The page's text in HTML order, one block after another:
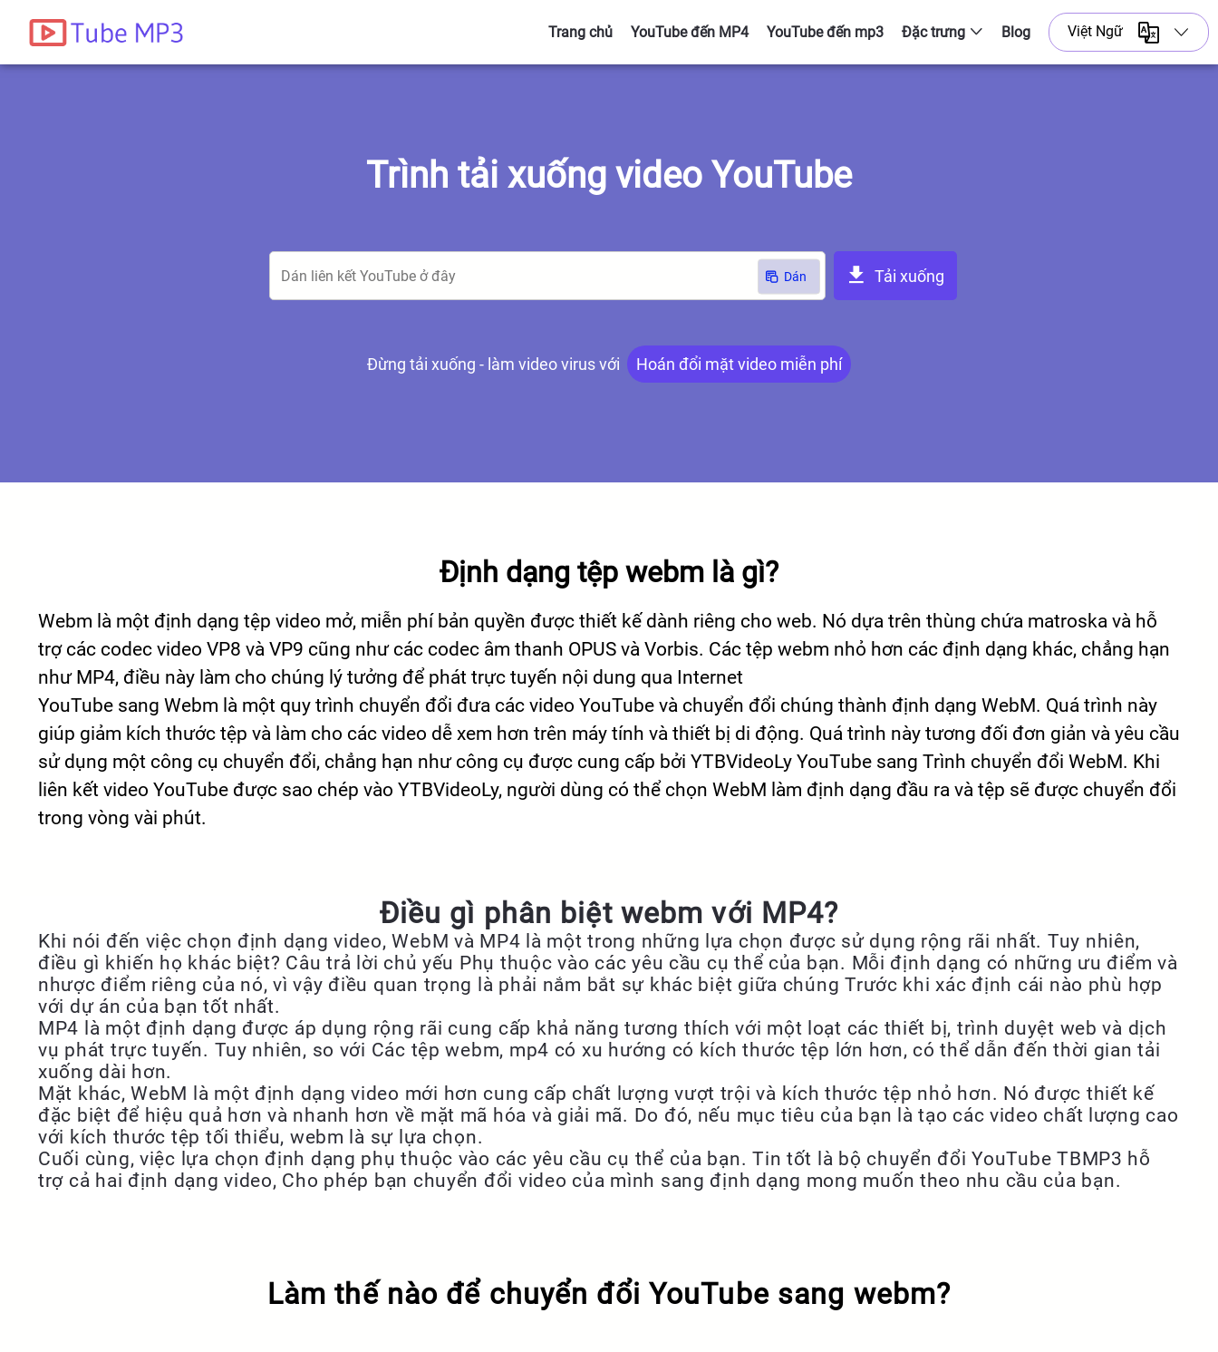
Trang chủ YouTube đến MP4 YouTube đến mp3 Đặc trưng Blog Việt Ngữ
English
Trình tải xuống video YouTube
Dán Tải xuống
Đừng tải xuống - làm video virus với Hoán đổi mặt video miễn phí
Định dạng tệp webm là gì?
Webm là một định dạng tệp video mở, miễn phí bản quyền được thiết kế dành riêng cho web. Nó dựa trên thùng chứa matroska và hỗ
trợ các codec video VP8 và VP9 cũng như các codec âm thanh OPUS và Vorbis. Các tệp webm nhỏ hơn các định dạng khác, chẳng hạn
như MP4, điều này làm cho chúng lý tưởng để phát trực tuyến nội dung qua Internet
YouTube sang Webm là một quy trình chuyển đổi đưa các video YouTube và chuyển đổi chúng thành định dạng WebM. Quá trình này
giúp giảm kích thước tệp và làm cho các video dễ xem hơn trên máy tính và thiết bị di động. Quá trình này tương đối đơn giản và yêu cầu
sử dụng một công cụ chuyển đổi, chẳng hạn như công cụ được cung cấp bởi YTBVideoLy YouTube sang Trình chuyển đổi WebM. Khi
liên kết video YouTube được sao chép vào YTBVideoLy, người dùng có thể chọn WebM làm định dạng đầu ra và tệp sẽ được chuyển đổi
trong vòng vài phút.
Điều gì phân biệt webm với MP4?
Khi nói đến việc chọn định dạng video, WebM và MP4 là một trong những lựa chọn được sử dụng rộng rãi nhất. Tuy nhiên,
điều gì khiến họ khác biệt? Câu trả lời chủ yếu Phụ thuộc vào các yêu cầu cụ thể của bạn. Mỗi định dạng có những ưu điểm và
nhược điểm riêng của nó, vì vậy điều quan trọng là phải nắm bắt sự khác biệt giữa chúng Trước khi xác định cái nào phù hợp
với dự án của bạn tốt nhất.
MP4 là một định dạng được áp dụng rộng rãi cung cấp khả năng tương thích với một loạt các thiết bị, trình duyệt web và dịch
vụ phát trực tuyến. Tuy nhiên, so với Các tệp webm, mp4 có xu hướng có kích thước tệp lớn hơn, có thể dẫn đến thời gian tải
xuống dài hơn.
Mặt khác, WebM là một định dạng video mới hơn cung cấp chất lượng vượt trội và kích thước tệp nhỏ hơn. Nó được thiết kế
đặc biệt để hiệu quả hơn và nhanh hơn về mặt mã hóa và giải mã. Do đó, nếu mục tiêu của bạn là tạo các video chất lượng cao
với kích thước tệp tối thiểu, webm là sự lựa chọn.
Cuối cùng, việc lựa chọn định dạng phụ thuộc vào các yêu cầu cụ thể của bạn. Tin tốt là bộ chuyển đổi YouTube TBMP3 hỗ
trợ cả hai định dạng video, Cho phép bạn chuyển đổi video của mình sang định dạng mong muốn theo nhu cầu của bạn.
Làm thế nào để chuyển đổi YouTube sang webm?